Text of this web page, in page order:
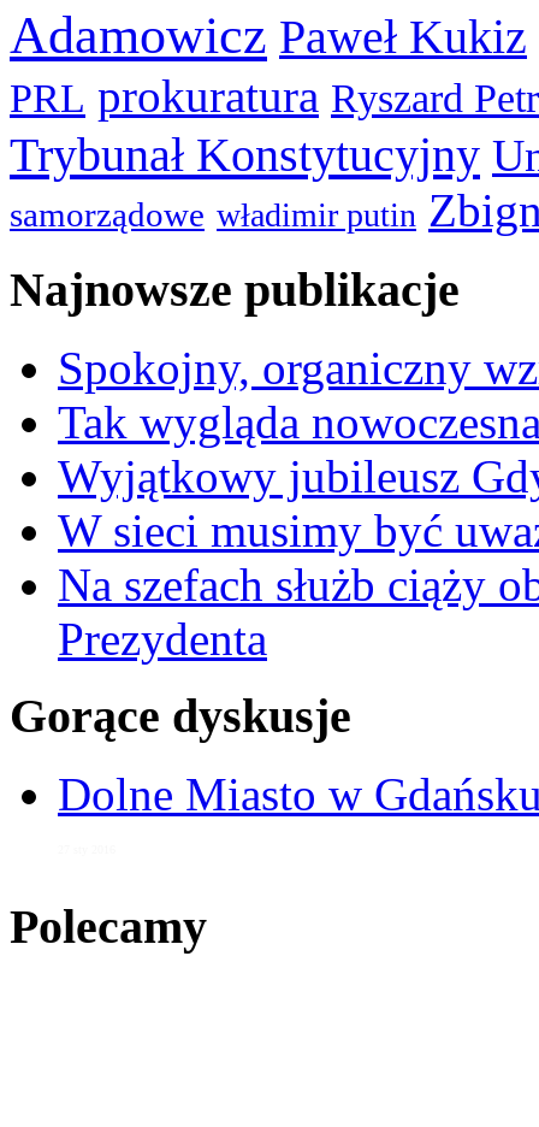
Adamowicz Paweł Kukiz
PRL prokuratura Ryszard
Trybunał Konstytucyjny
samorządowe władimir putin
Najnowsze publikacje
Spokojny, organiczny
Tak wygląda
Wyjątkowy jubileusz
W sieci musimy być
Na szefach służb ciąży
Prezydenta
Gorące dyskusje
Dolne Miasto w
Polecamy